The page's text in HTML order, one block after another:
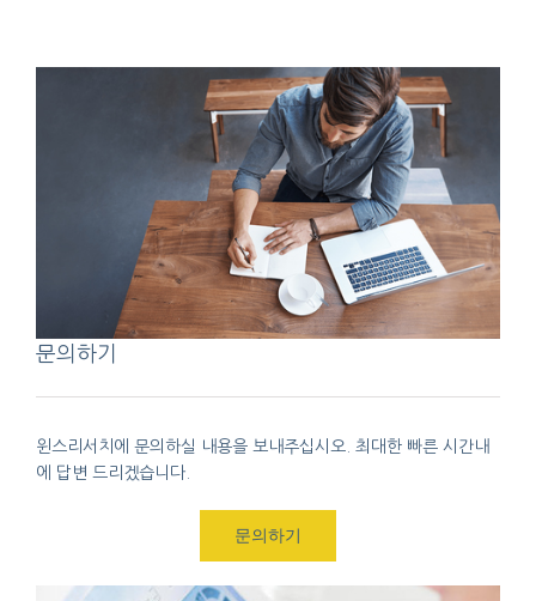
문의하기
윈스리서치에 문의하실 내용을 보내주십시오. 최대한 빠른 시간내
에 답변 드리겠습니다.
문의하기